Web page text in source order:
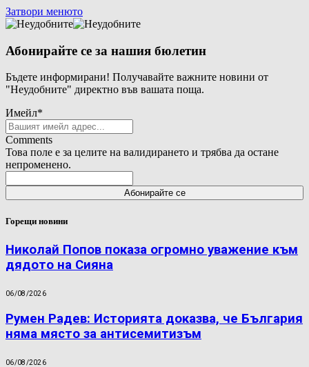
Затвори менюто
Абонирайте се за нашия бюлетин
Бъдете информирани! Получавайте важните новини от
"Неудобните" директно във вашата поща.
Имейл*
Comments
Това поле е за целите на валидирането и трябва да остане
непроменено.
Горещи новини
Николай Попов показа огромно уважение към
дядото на Сияна
06/08/2026
Румен Радев: Историята доказва, че България
няма място за антисемитизъм
06/08/2026